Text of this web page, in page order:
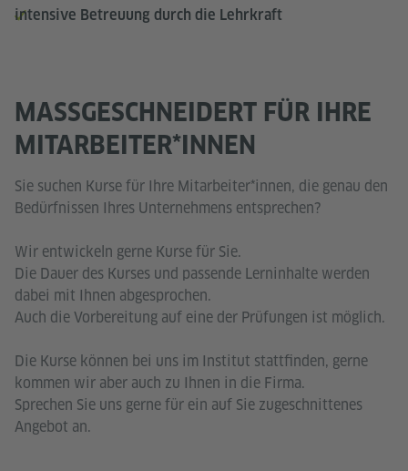
intensive Betreuung durch die Lehrkraft
MASSGESCHNEIDERT FÜR IHRE M
ITARBEITER*INNEN
Sie suchen Kurse für Ihre Mitarbeiter*innen, die genau den
Bedürfnissen Ihres Unternehmens entsprechen?
Wir entwickeln gerne Kurse für Sie.
Die Dauer des Kurses und passende Lerninhalte werden
dabei mit Ihnen abgesprochen.
Auch die Vorbereitung auf eine der Prüfungen ist möglich.
Die Kurse können bei uns im Institut stattfinden, gerne
kommen wir aber auch zu Ihnen in die Firma.
Sprechen Sie uns gerne für ein auf Sie zugeschnittenes
Angebot an.